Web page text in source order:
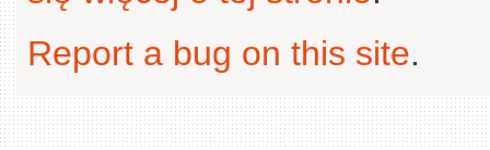
Report a bug on this site.